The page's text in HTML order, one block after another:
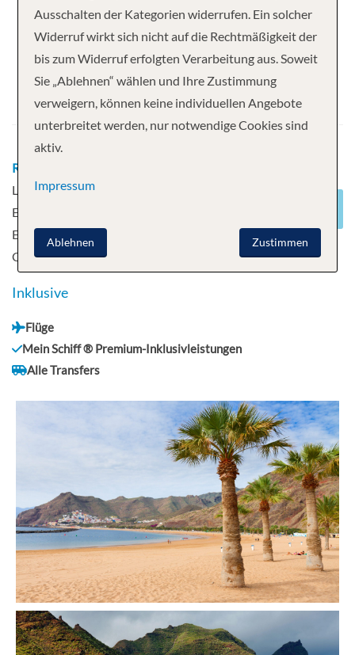
Ihre Kreuzfahrt
7 NächteMein Schiff Relax
04.12.2026
Route
Lanzarote - Las Palmas, Gran Canaria -
Erholung auf See - Agadir, Marokko -
Erholung auf See - Puerto del Rosario - Santa
Cruz, Teneriffa
Inklusive
Flüge
Mein Schiff ® Premium-Inklusivleistungen
Alle Transfers
Ausschalten der Kategorien widerrufen. Ein solcher
Widerruf wirkt sich nicht auf die Rechtmäßigkeit der
bis zum Widerruf erfolgten Verarbeitung aus. Soweit
Sie „Ablehnen“ wählen und Ihre Zustimmung
verweigern, können keine individuellen Angebote
unterbreitet werden, nur notwendige Cookies sind
aktiv.
Impressum
Zustimmen
Ablehnen